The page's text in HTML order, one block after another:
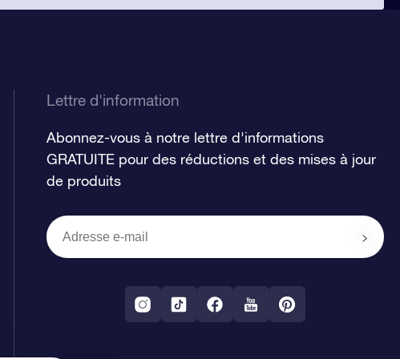
Lettre d'information
Abonnez-vous à notre lettre d'informations
GRATUITE pour des réductions et des mises à jour
de produits